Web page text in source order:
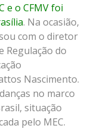
e o CFMV foi
. Na ocasião,
com o diretor
Regulação do
Nascimento.
no marco
situação
pelo MEC.